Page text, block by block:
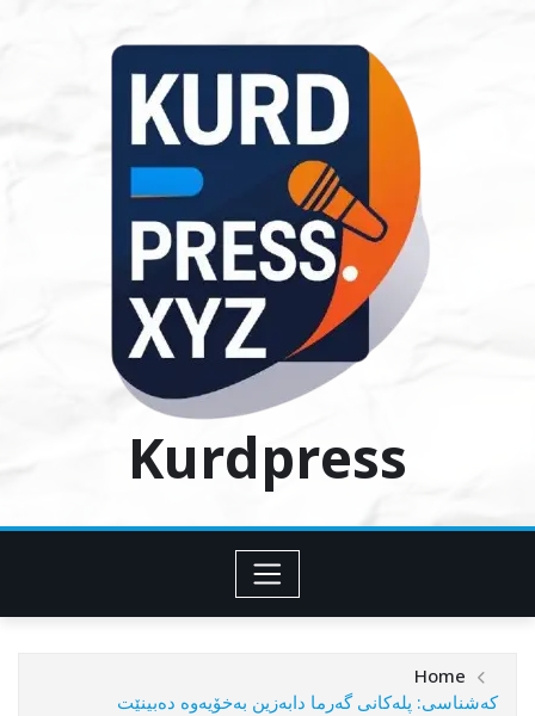
Kurdpress
Home
کەشناسی: پلەکانی گەرما دابەزین بەخۆیەوە دەبینێت